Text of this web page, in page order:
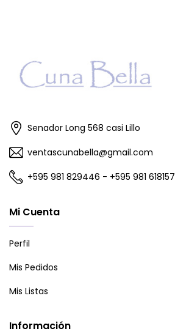
Senador Long 568 casi Lillo
ventascunabella@gmail.com
+595 981 829446 - +595 981 618157
Mi Cuenta
Perfil
Mis Pedidos
Mis Listas
Información